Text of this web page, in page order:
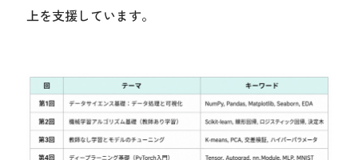
上を支援しています。